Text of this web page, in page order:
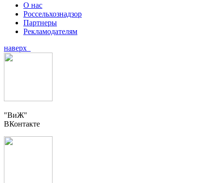
О нас
Россельхознадзор
Партнеры
Рекламодателям
наверх
"ВиЖ"
ВКонтакте